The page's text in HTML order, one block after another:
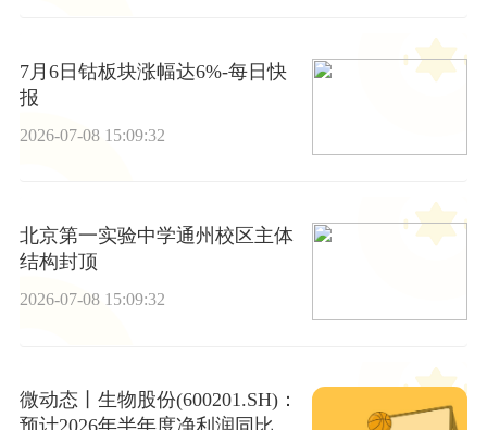
7月6日钴板块涨幅达6%-每日快
报
2026-07-08 15:09:32
北京第一实验中学通州校区主体
结构封顶
2026-07-08 15:09:32
微动态丨生物股份(600201.SH)：